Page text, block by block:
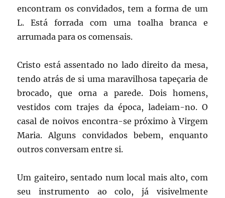
encontram os convidados, tem a forma de um
L. Está forrada com uma toalha branca e
arrumada para os comensais.
Cristo está assentado no lado direito da mesa,
tendo atrás de si uma maravilhosa tapeçaria de
brocado, que orna a parede. Dois homens,
vestidos com trajes da época, ladeiam-no. O
casal de noivos encontra-se próximo à Virgem
Maria. Alguns convidados bebem, enquanto
outros conversam entre si.
Um gaiteiro, sentado num local mais alto, com
seu instrumento ao colo, já visivelmente